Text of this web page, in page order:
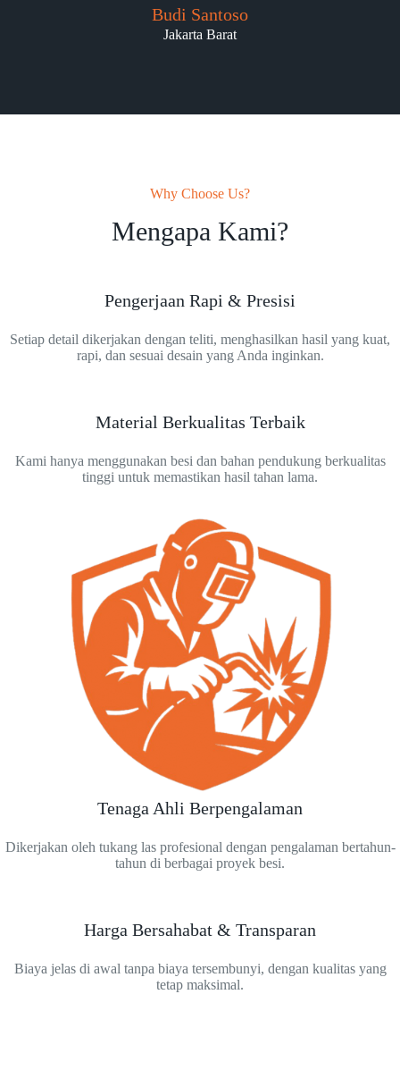
Budi Santoso
Jakarta Barat
Why Choose Us?
Mengapa Kami?
Pengerjaan Rapi & Presisi
Setiap detail dikerjakan dengan teliti, menghasilkan hasil yang kuat,
rapi, dan sesuai desain yang Anda inginkan.
Material Berkualitas Terbaik
Kami hanya menggunakan besi dan bahan pendukung berkualitas
tinggi untuk memastikan hasil tahan lama.
Tenaga Ahli Berpengalaman
Dikerjakan oleh tukang las profesional dengan pengalaman bertahun-
tahun di berbagai proyek besi.
Harga Bersahabat & Transparan
Biaya jelas di awal tanpa biaya tersembunyi, dengan kualitas yang
tetap maksimal.